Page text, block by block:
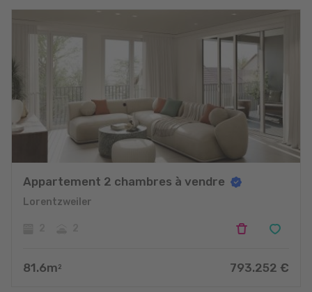
Appartement 2 chambres à vendre
Lorentzweiler
81.6m 2 793.252 €